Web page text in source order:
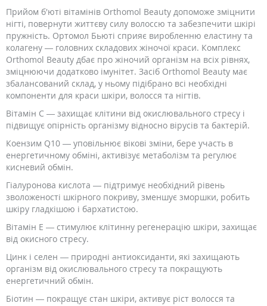
Прийом б'юті вітамінів Orthomol Beauty допоможе зміцнити
нігті, повернути життєву силу волоссю та забезпечити шкірі
пружність. Ортомол Бьюті сприяє виробленню еластину та
колагену — головних складових жіночої краси. Комплекс
Orthomol Beauty дбає про жіночий організм на всіх рівнях,
зміцнюючи додатково імунітет. Засіб Orthomol Beauty має
збалансований склад, у ньому підібрано всі необхідні
компоненти для краси шкіри, волосся та нігтів.
Вітамін С — захищає клітини від окислювального стресу і
підвищує опірність організму відносно вірусів та бактерій.
Коензим Q10 — уповільнює вікові зміни, бере участь в
енергетичному обміні, активізує метаболізм та регулює
кисневий обмін.
Гіалуронова кислота — підтримує необхідний рівень
зволоженості шкірного покриву, зменшує зморшки, робить
шкіру гладкішою і бархатистою.
Вітамін Е — стимулює клітинну регенерацію шкіри, захищає
від окисного стресу.
Цинк і селен — природні антиоксиданти, які захищають
організм від окислювального стресу та покращують
енергетичний обмін.
Біотин — покращує стан шкіри, активує ріст волосся та